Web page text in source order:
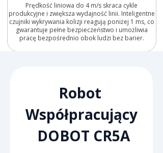
Prędkość liniowa do 4 m/s skraca cykle
produkcyjne i zwiększa wydajność linii. Inteligentne
czujniki wykrywania kolizji reagują poniżej 1 ms, co
gwarantuje pełne bezpieczeństwo i umożliwia
pracę bezpośrednio obok ludzi bez barier.
Robot
Współpracujący
DOBOT CR5A